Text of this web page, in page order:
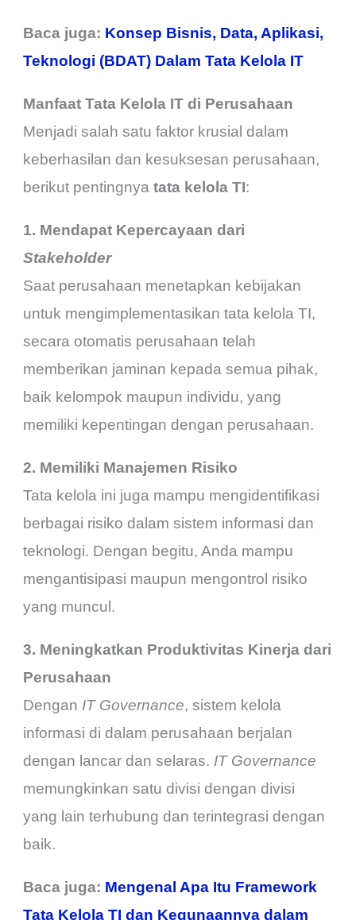
Baca juga: Konsep Bisnis, Data, Aplikasi,
Teknologi (BDAT) Dalam Tata Kelola IT
Manfaat Tata Kelola IT di Perusahaan
Menjadi salah satu faktor krusial dalam
keberhasilan dan kesuksesan perusahaan,
berikut pentingnyatata kelola TI:
1. Mendapat Kepercayaan dari
Stakeholder
Saat perusahaan menetapkan kebijakan
untuk mengimplementasikan tata kelola TI,
secara otomatis perusahaan telah
memberikan jaminan kepada semua pihak,
baik kelompok maupun individu, yang
memiliki kepentingan dengan perusahaan.
2. Memiliki Manajemen Risiko
Tata kelola ini juga mampu mengidentifikasi
berbagai risiko dalam sistem informasi dan
teknologi. Dengan begitu, Anda mampu
mengantisipasi maupun mengontrol risiko
yang muncul.
3. Meningkatkan Produktivitas Kinerja dari
Perusahaan
Dengan IT Governance, sistem kelola
informasi di dalam perusahaan berjalan
dengan lancar dan selaras. IT Governance
memungkinkan satu divisi dengan divisi
yang lain terhubung dan terintegrasi dengan
baik.
Baca juga: Mengenal Apa Itu Framework
Tata Kelola TI dan Kegunaannya dalam